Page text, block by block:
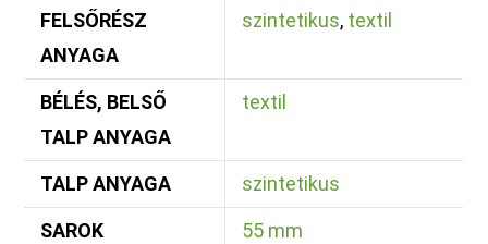
FELSŐRÉSZ
ANYAGA
szintetikus, textil
BÉLÉS, BELSŐ
TALP ANYAGA
textil
TALP ANYAGA szintetikus
SAROK
55 mm